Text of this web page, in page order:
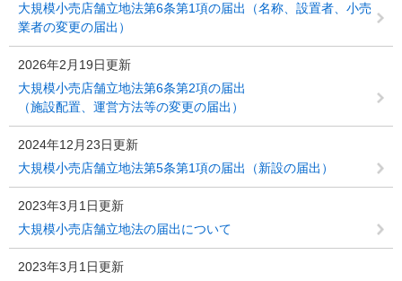
大規模小売店舗立地法第6条第1項の届出（名称、設置者、小売
業者の変更の届出）
2026年2月19日更新
大規模小売店舗立地法第6条第2項の届出
（施設配置、運営方法等の変更の届出）
2024年12月23日更新
大規模小売店舗立地法第5条第1項の届出（新設の届出）
2023年3月1日更新
大規模小売店舗立地法の届出について
2023年3月1日更新